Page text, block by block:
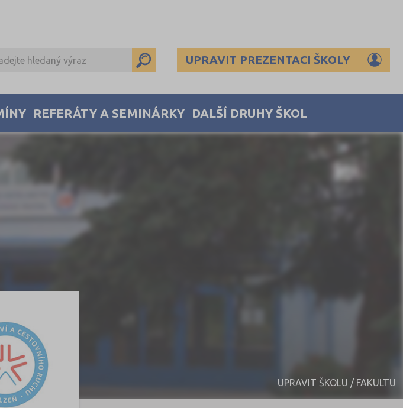
UPRAVIT PREZENTACI ŠKOLY
REFERÁTY A SEMINÁRKY DALŠÍ DRUHY ŠKOL
UPRAVIT ŠKOLU / FAKULTU